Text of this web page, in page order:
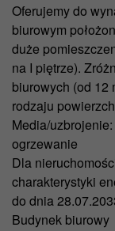
Oferujemy do
biurowym
duże
na I piętrze).
biurowych (od 12
rodzaju
Media/
ogrzewanie
Dla
charakterystyki
do dnia
Budynek biurowy